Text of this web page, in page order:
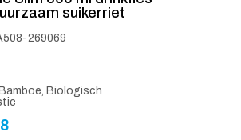
suikerriet
269069
Biologisch